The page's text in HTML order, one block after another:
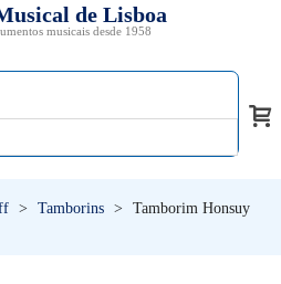
de Lisboa
musicais desde 1958
> Tamborins >
Tamborim Honsuy